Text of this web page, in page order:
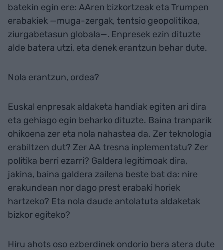
batekin egin ere: AAren bizkortzeak eta Trumpen
erabakiek —muga-zergak, tentsio geopolitikoa,
ziurgabetasun globala—. Enpresek ezin dituzte
alde batera utzi, eta denek erantzun behar dute.
Nola erantzun, ordea?
Euskal enpresak aldaketa handiak egiten ari dira
eta gehiago egin beharko dituzte. Baina tranparik
ohikoena zer eta nola nahastea da. Zer teknologia
erabiltzen dut? Zer AA tresna inplementatu? Zer
politika berri ezarri? Galdera legitimoak dira,
jakina, baina galdera zailena beste bat da: nire
erakundean nor dago prest erabaki horiek
hartzeko? Eta nola daude antolatuta aldaketak
bizkor egiteko?
Hiru ahots oso ezberdinek ondorio bera atera dute